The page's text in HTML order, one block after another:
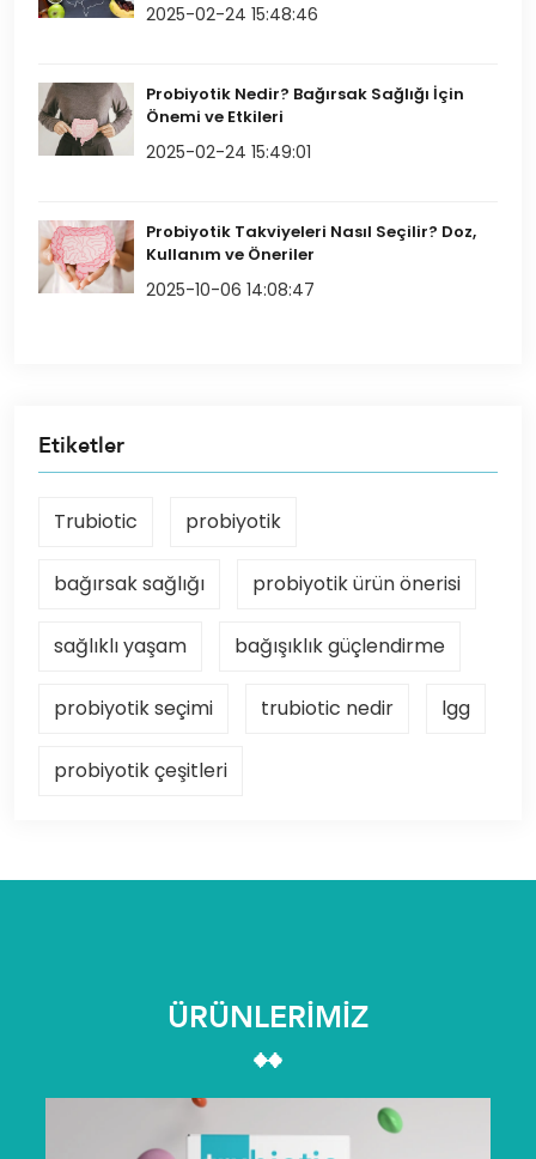
2025-02-24 15:48:46
Probiyotik Nedir? Bağırsak Sağlığı İçin
Önemi ve Etkileri
2025-02-24 15:49:01
Probiyotik Takviyeleri Nasıl Seçilir? Doz,
Kullanım ve Öneriler
2025-10-06 14:08:47
Etiketler
Trubiotic probiyotik
bağırsak sağlığı probiyotik ürün önerisi
sağlıklı yaşam bağışıklık güçlendirme
probiyotik seçimi trubiotic nedir lgg
probiyotik çeşitleri
ÜRÜNLERİMİZ